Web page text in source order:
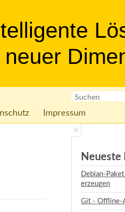
neuer
Impressum
Neueste
Debian-
erzeugen
Git - Offline-